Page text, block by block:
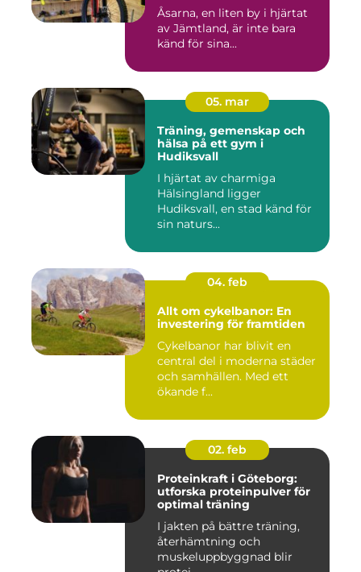
Åsarna, en liten by i hjärtat
av Jämtland, är inte bara
känd för sina...
05. mar
Träning, gemenskap och
hälsa på ett gym i
Hudiksvall
I hjärtat av charmiga
Hälsingland ligger
Hudiksvall, en stad känd för
sin naturs...
04. feb
Allt om cykelbanor: En
investering för framtiden
Cykelbanor har blivit en
central del i moderna städer
och samhällen. Med ett
ökande f...
02. feb
Proteinkraft i Göteborg:
utforska proteinpulver för
optimal träning
I jakten på bättre träning,
återhämtning och
muskeluppbyggnad blir